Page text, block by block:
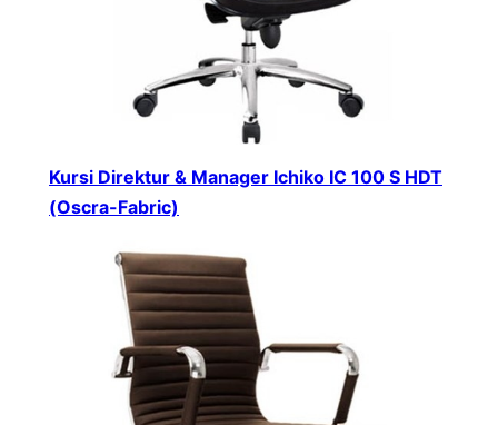
Kursi Direktur & Manager Ichiko IC 100 S HDT
(Oscra-Fabric)